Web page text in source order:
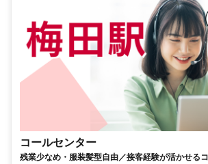
コールセンター
残業少なめ・服装髪型自由／接客経験が活かせる